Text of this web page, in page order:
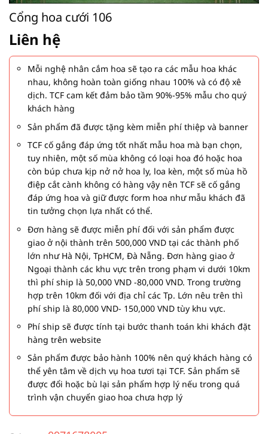
Cổng hoa cưới 106
Liên hệ
Mỗi nghệ nhân cắm hoa sẽ tạo ra các mẫu hoa khác
nhau, không hoàn toàn giống nhau 100% và có độ xê
dịch. TCF cam kết đảm bảo tầm 90%-95% mẫu cho quý
khách hàng
Sản phẩm đã được tặng kèm miễn phí thiệp và banner
TCF cố gắng đáp ứng tốt nhất mẫu hoa mà bạn chọn,
tuy nhiên, một số mùa không có loại hoa đó hoặc hoa
còn búp chưa kịp nở nở hoa ly, loa kèn, một số mùa hồ
điệp cắt cành không có hàng vậy nên TCF sẽ cố gắng
đáp ứng hoa và giữ được form hoa như mẫu khách đã
tin tưởng chọn lựa nhất có thể.
Đơn hàng sẽ được miễn phí đối với sản phẩm được
giao ở nội thành trên 500,000 VND tại các thành phố
lớn như Hà Nội, TpHCM, Đà Nẵng. Đơn hàng giao ở
Ngoại thành các khu vực trên trong phạm vi dưới 10km
thì phí ship là 50,000 VND -80,000 VND. Trong trường
hợp trên 10km đối với địa chỉ các Tp. Lớn nêu trên thì
phí ship là 80,000 VND- 150,000 VND tùy khu vực.
Phí ship sẽ được tính tại bước thanh toán khi khách đặt
hàng trên website
Sản phẩm được bảo hành 100% nên quý khách hàng có
thể yên tâm về dịch vụ hoa tươi tại TCF. Sản phẩm sẽ
được đổi hoặc bù lại sản phẩm hợp lý nếu trong quá
trình vận chuyển giao hoa chưa hợp lý